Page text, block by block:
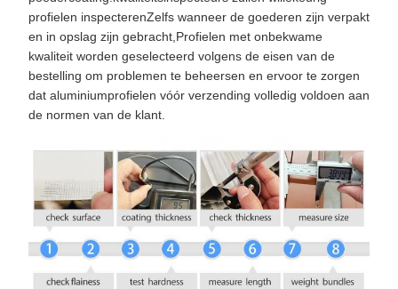
profielen inspecterenZelfs wanneer de goederen zijn verpakt
en in opslag zijn gebracht,Profielen met onbekwame
kwaliteit worden geselecteerd volgens de eisen van de
bestelling om problemen te beheersen en ervoor te zorgen
dat aluminiumprofielen vóór verzending volledig voldoen aan
de normen van de klant.